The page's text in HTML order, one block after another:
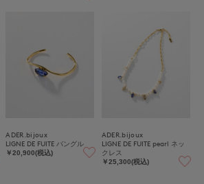
ADER.bijoux
LIGNE DE FUITE バングル
￥20,900(税込)
ADER.bijoux
LIGNE DE FUITE pearl ネッ
クレス
￥25,300(税込)